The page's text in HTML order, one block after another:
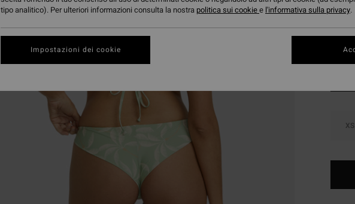
XS
tipo analitico). Per ulteriori informazioni consulta la nostra politica sui cookiee l'informativa sulla privacy.
Impostazioni dei cookie